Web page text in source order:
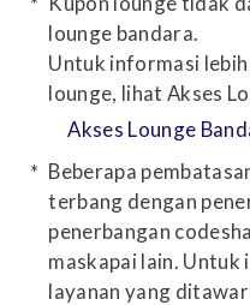
lounge bandara.
Untuk informasi
lounge, lihat Akses
Akses Lounge
Beberapa
terbang dengan
penerbangan
maskapai lain.
layanan yang